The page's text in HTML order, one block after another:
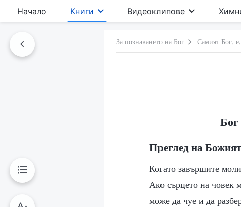
Начало Книги Видеоклипове
За познаването на Бог Самият Бог,
Преглед на
Когато завършите
Ако сърцето на човек
може да чуе и да